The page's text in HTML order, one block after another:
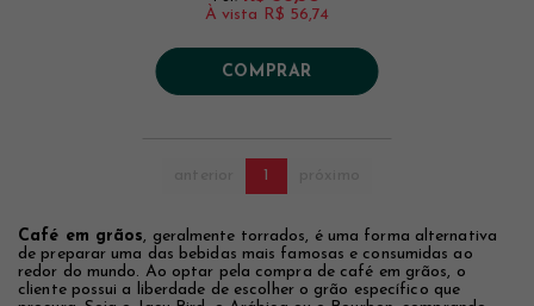
À vista R$ 56,74
COMPRAR
1
Café em grãos, geralmente torrados, é uma forma alternativa
de preparar uma das bebidas mais famosas e consumidas ao
redor do mundo. Ao optar pela compra de café em grãos, o
cliente possui a liberdade de escolher o grão específico que